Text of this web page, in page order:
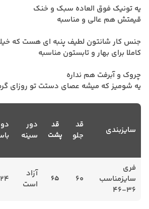
یه تونیک فوق العاده سبک و خنک
قیمتش هم عالی و مناسبه
جنس کار شانتون لطیف پنبه ای هست که
کاملا برای بهار و تابستون مناسبه
چروک و آبرفت هم نداره
یه شومیز که میشه عصای دستت تو روزای
سایزبندی
قد
جلو
قد
پشت
دور
سینه
فری
سایزمناسب
36-46
60
65
آزاد
است